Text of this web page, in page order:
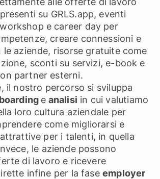
su GRLS.app, eventi
e career day per
creare connessioni e
le aziende, risorse gratuite come
sconti su servizi, e-book e
partner esterni.
il nostro percorso si sviluppa
e analisi in cui valutiamo
loro cultura aziendale per
come migliorarsi e
per i talenti, in quella
le aziende possono
di lavoro e ricevere
infine per la faseemployer